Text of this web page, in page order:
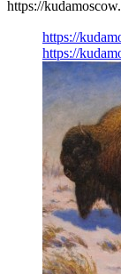
https://
https://
https://